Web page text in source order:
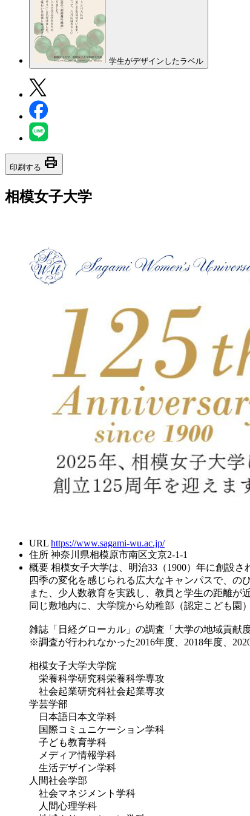
学生がデザインしたラベル
印刷する print
相模女子大学
URL https://www.sagami-wu.ac.jp/
住所 神奈川県相模原市南区文京2-1-1
概要 相模女子大学は、明治33（1900）年に創設さ
四季の変化を感じられる広大なキャンパスで、の
また、少人数教育を実践し、教員と学生の距離が
同じ敷地内に、大学院から幼稚部（認定こども園
雑誌「日経グローカル」の調査「大学の地域貢献
※調査が行われなかった2016年度、2018年度、
相模女子大学大学院
栄養科学研究科栄養科学専攻
社会起業研究科社会起業専攻
学芸学部
日本語日本文学科
国際コミュニケーション学科
子ども教育学科
メディア情報学科
生活デザイン学科
人間社会学部
社会マネジメント学科
人間心理学科